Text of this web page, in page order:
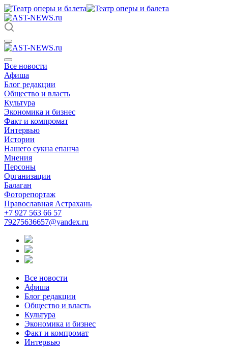
Все новости
Афиша
Блог редакции
Общество и власть
Культура
Экономика и бизнес
Факт и компромат
Интервью
Истории
Нашего сукна епанча
Мнения
Персоны
Организации
Балаган
Фоторепортаж
Православная Астрахань
+7 927 563 66 57
79275636657@yandex.ru
Все новости
Афиша
Блог редакции
Общество и власть
Культура
Экономика и бизнес
Факт и компромат
Интервью